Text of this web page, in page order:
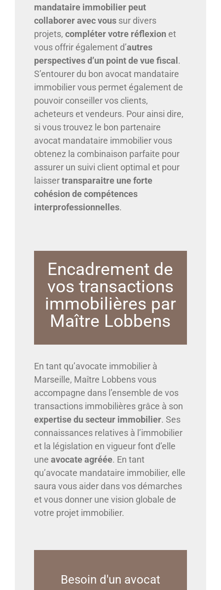
mandataire immobilier peut
collaborer avec voussur divers
projets, compléter votre réflexion et
vous offrir également d’autres
perspectives d’un point de vue fiscal .
S’entourer du bon avocat mandataire
immobilier vous permet également de
pouvoir conseiller vos clients,
acheteurs et vendeurs. Pour ainsi dire,
si vous trouvez le bon partenaire
avocat mandataire immobilier vous
obtenez la combinaison parfaite pour
assurer un suivi client optimal et pour
laissertransparaitre une forte
cohésion de compétences
interprofessionnelles.
Encadrement de
vos transactions
immobilières par
Maître Lobbens
En tant qu’avocate immobilier à
Marseille, Maître Lobbens vous
accompagne dans l’ensemble de vos
transactions immobilières grâce à son
expertise du secteur immobilier. Ses
connaissances relatives à l’immobilier
et la législation en vigueur font d’elle
une avocate agréée. En tant
qu’avocate mandataire immobilier, elle
saura vous aider dans vos démarches
et vous donner une vision globale de
votre projet immobilier.
Besoin d'un avocat